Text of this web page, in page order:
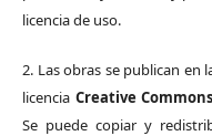
licencia de uso.
2. Las obras se publican en
licencia Creative
Se puede copiar y